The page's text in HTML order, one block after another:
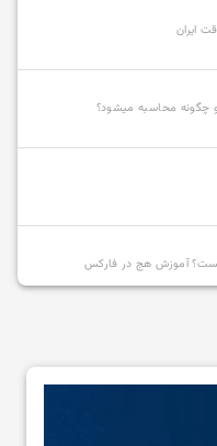
ایران
محاسبه میشود؟
آموزش هج در فارکس